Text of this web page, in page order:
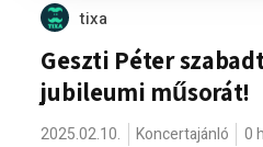
tixa
Geszti Péter
jubileumi műsorát!
2025.02.10. Koncertajánló 0